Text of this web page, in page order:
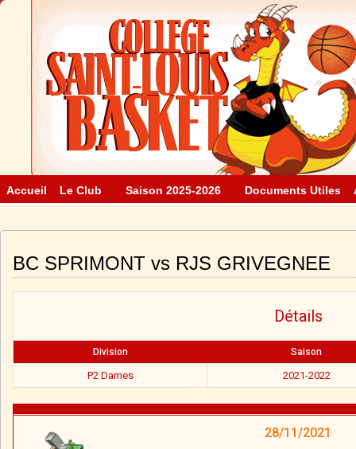
Accueil Le Club Saison 2025-2026 Documents Utiles
BC SPRIMONT vs RJS GRIVEGNEE
Détails
Division Saison
P2 Dames 2021-2022
28/11/2021